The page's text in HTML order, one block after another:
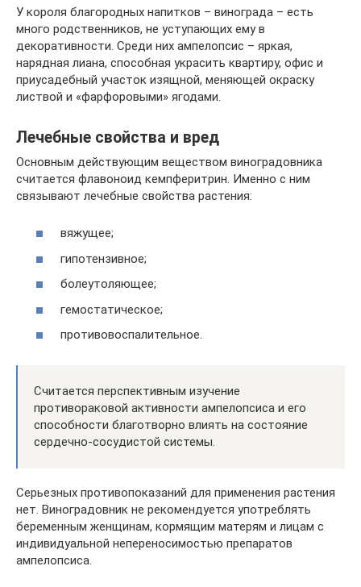
У короля благородных напитков – винограда – есть
много родственников, не уступающих ему в
декоративности. Среди них ампелопсис – яркая,
нарядная лиана, способная украсить квартиру, офис и
приусадебный участок изящной, меняющей окраску
листвой и «фарфоровыми» ягодами.
Лечебные свойства и вред
Основным действующим веществом виноградовника
считается флавоноид кемпферитрин. Именно с ним
связывают лечебные свойства растения:
вяжущее;
гипотензивное;
болеутоляющее;
гемостатическое;
противовоспалительное.
Считается перспективным изучение
противораковой активности ампелопсиса и его
способности благотворно влиять на состояние
сердечно-сосудистой системы.
Серьезных противопоказаний для применения растения
нет. Виноградовник не рекомендуется употреблять
беременным женщинам, кормящим матерям и лицам с
индивидуальной непереносимостью препаратов
ампелопсиса.